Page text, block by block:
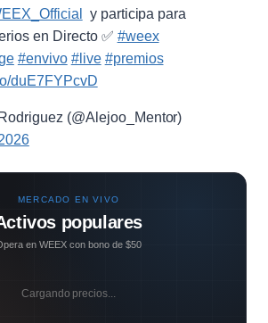
⁩ y participa para
en Directo ✅ #weex
#envivo #live #premios
duE7FYPcvD
(@Alejoo_Mentor)
MERCADO EN VIVO
populares
en WEEX con bono de $50
Cargando precios...